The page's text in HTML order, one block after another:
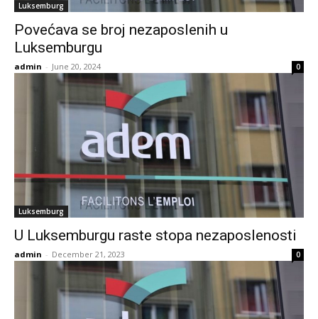
Luksemburg
Povećava se broj nezaposlenih u
Luksemburgu
admin - June 20, 2024 0
Luksemburg
U Luksemburgu raste stopa nezaposlenosti
admin - December 21, 2023 0